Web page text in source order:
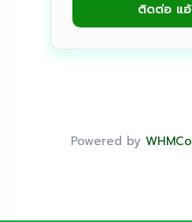
ติดต่อ แ
Powered by